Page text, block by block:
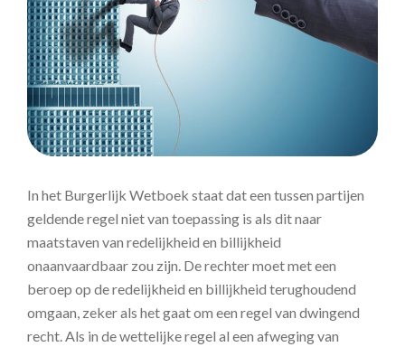
In het Burgerlijk Wetboek staat dat een tussen partijen
geldende regel niet van toepassing is als dit naar
maatstaven van redelijkheid en billijkheid
onaanvaardbaar zou zijn. De rechter moet met een
beroep op de redelijkheid en billijkheid terughoudend
omgaan, zeker als het gaat om een regel van dwingend
recht. Als in de wettelijke regel al een afweging van